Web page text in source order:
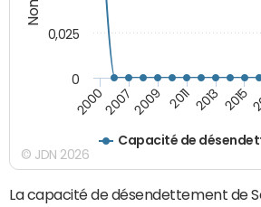
Capacité de
200020072009 2011 2013 2015
0
0,025
© JDN 2026
La capacité de désendettement de